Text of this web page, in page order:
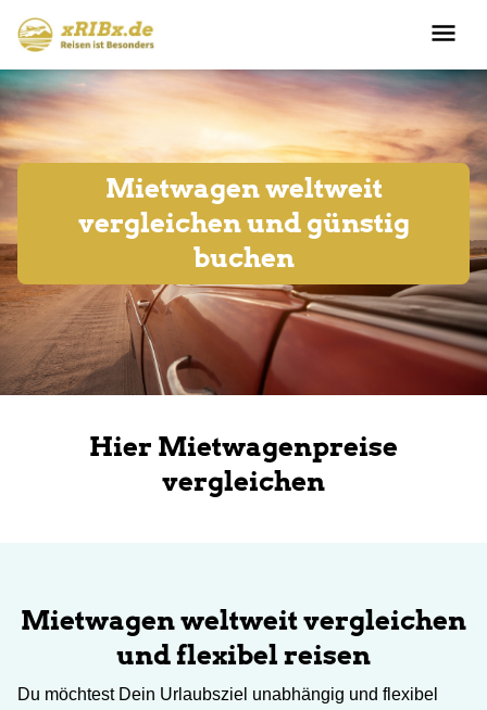
Mietwagen weltweit
vergleichen und günstig
buchen
Hier Mietwagenpreise
vergleichen
Mietwagen weltweit vergleichen
und flexibel reisen
Du möchtest Dein Urlaubsziel unabhängig und flexibel